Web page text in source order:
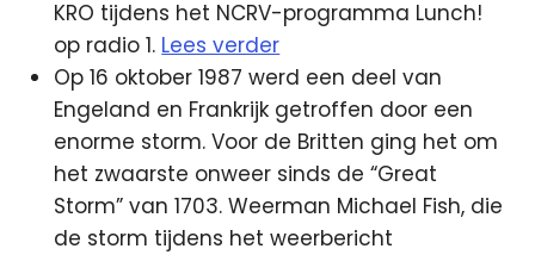
KRO tijdens het NCRV-programma Lunch!
op radio 1. Lees verder
Op 16 oktober 1987 werd een deel van
Engeland en Frankrijk getroffen door een
enorme storm. Voor de Britten ging het om
het zwaarste onweer sinds de “Great
Storm” van 1703. Weerman Michael Fish, die
de storm tijdens het weerbericht